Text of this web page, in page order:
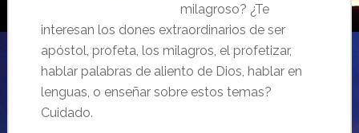
milagroso? ¿Te
interesan los dones extraordinarios de ser
apóstol, profeta, los milagros, el profetizar,
hablar palabras de aliento de Dios, hablar en
lenguas, o enseñar sobre estos temas?
Cuidado.